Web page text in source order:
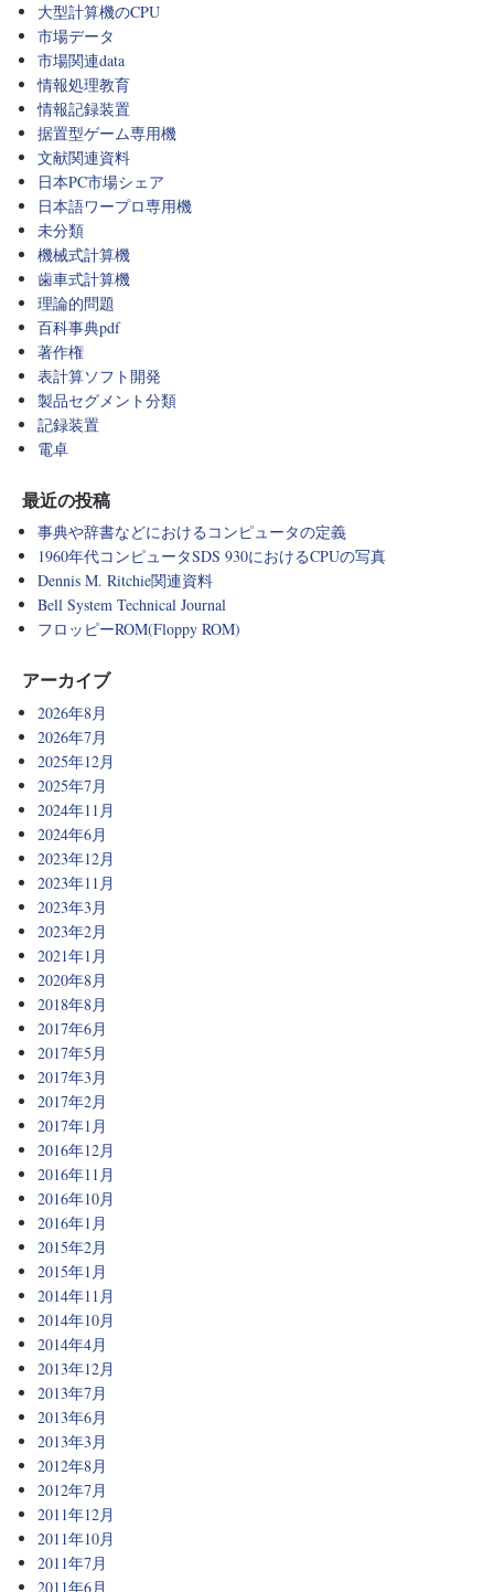
大型計算機のCPU
市場データ
市場関連data
情報処理教育
情報記録装置
据置型ゲーム専用機
文献関連資料
日本PC市場シェア
日本語ワープロ専用機
未分類
機械式計算機
歯車式計算機
理論的問題
百科事典pdf
著作権
表計算ソフト開発
製品セグメント分類
記録装置
電卓
最近の投稿
事典や辞書などにおけるコンピュータの定義
1960年代コンピュータSDS 930におけるCPUの写真
Dennis M. Ritchie関連資料
Bell System Technical Journal
フロッピーROM(Floppy ROM)
アーカイブ
2026年8月
2026年7月
2025年12月
2025年7月
2024年11月
2024年6月
2023年12月
2023年11月
2023年3月
2023年2月
2021年1月
2020年8月
2018年8月
2017年6月
2017年5月
2017年3月
2017年2月
2017年1月
2016年12月
2016年11月
2016年10月
2016年1月
2015年2月
2015年1月
2014年11月
2014年10月
2014年4月
2013年12月
2013年7月
2013年6月
2013年3月
2012年8月
2012年7月
2011年12月
2011年10月
2011年7月
2011年6月